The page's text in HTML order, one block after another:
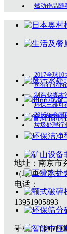
燃动作品随
2017全球10
所有行业的
制造业将大
环保三维
2016年全国
垃圾处理行
地址：南京市
（垠坤创意中
电话：
13951905893
手机：